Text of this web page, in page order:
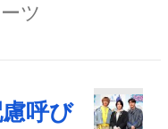
ツ
呼び